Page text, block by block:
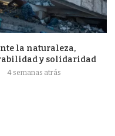
la naturaleza,
y solidaridad
4 semanas atrás